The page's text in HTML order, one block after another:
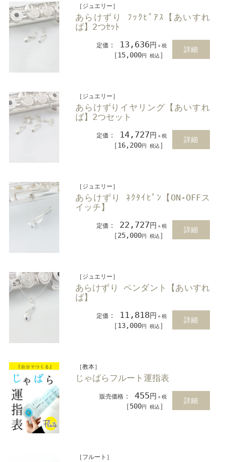
［ジュエリー］
あらけずり ﾌｯｸﾋﾟｱｽ【あいすれ
ば】2つｾｯﾄ
定価 ： 13,636円 ＋税
［15,000円 税込 ］
詳細
［ジュエリー］
あらけずりイヤリング【あいすれ
ば】2つセット
定価 ： 14,727円 ＋税
［16,200円 税込 ］
詳細
［ジュエリー］
あらけずり ﾈｸﾀｲﾋﾟﾝ【ON-OFFス
イッチ】
定価 ： 22,727円 ＋税
［25,000円 税込 ］
詳細
［ジュエリー］
あらけずり ペンダント【あいすれ
ば】
定価 ： 11,818円 ＋税
［13,000円 税込 ］
詳細
［教本］
じゃばらフルート運指表
販売価格 ：455円 ＋税
［500円 税込 ］
詳細
［フルート］